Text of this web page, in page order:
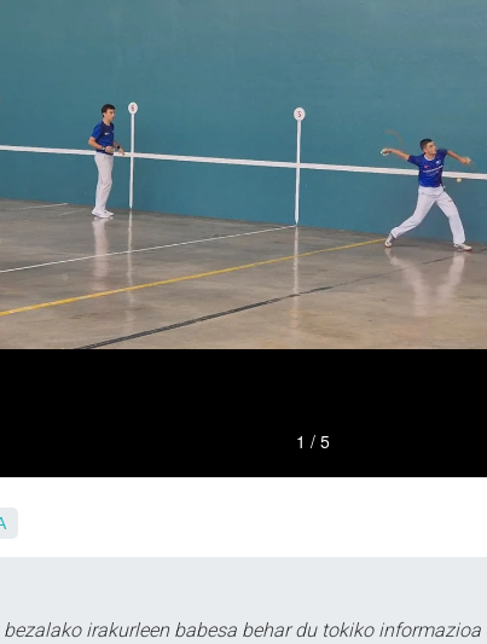
bezalako irakurleen babesa behar du tokiko